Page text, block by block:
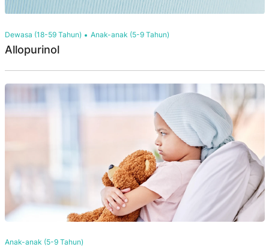
Dewasa (18-59 Tahun) Anak-anak (5-9 Tahun)
Allopurinol
Anak-anak (5-9 Tahun)